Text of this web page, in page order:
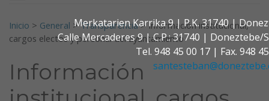
Merkatarien Karrika 9 | P.K. 31740 |
Calle Mercaderes 9 | C.P.: 31740 | Doneztebe/
Tel. 948 45 00 17 | Fax. 948
Buscar:
Inicio > General >Transparencia>Información institucional,
cargos electos y personal del ayuntamiento
Información